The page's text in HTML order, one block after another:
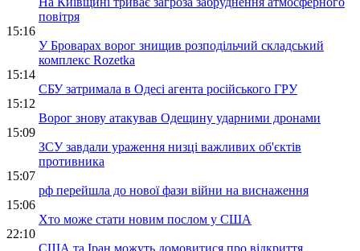
повітря
15:16
У Броварах ворог знищив розподільчий складський
комплекс Rozetka
15:14
СБУ затримала в Одесі агента російського ГРУ
15:12
Ворог знову атакував Одещину ударними дронами
15:09
ЗСУ завдали ураження низці важливих об'єктів
противника
15:07
рф перейшла до нової фази війни на виснаження
15:06
Хто може стати новим послом у США
22:10
США та Іран можуть домовитися про відкриття